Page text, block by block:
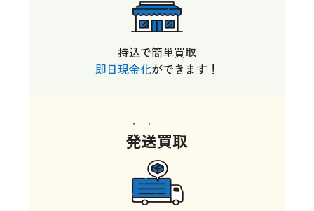
持込で簡単買取
即日現金化ができます！
発送買取